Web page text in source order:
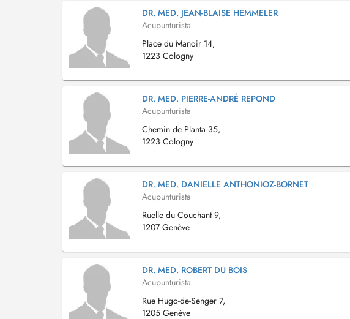
DR. MED. JEAN-BLAISE HEMMELER
Acupunturista
Place du Manoir 14,
1223 Cologny
DR. MED. PIERRE-ANDRÉ REPOND
Acupunturista
Chemin de Planta 35,
1223 Cologny
DR. MED. DANIELLE ANTHONIOZ-BORNET
Acupunturista
Ruelle du Couchant 9,
1207 Genève
DR. MED. ROBERT DU BOIS
Acupunturista
Rue Hugo-de-Senger 7,
1205 Genève